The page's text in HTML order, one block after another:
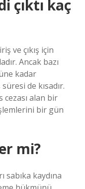
çıktı kaç
ve çıkış için
Ancak bazı
kadar
de kısadır.
cezası alan bir
bir gün
mi?
sabıka kaydına